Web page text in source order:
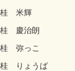
桂 米輝
桂 慶治朗
桂 弥っこ
桂 りょうば